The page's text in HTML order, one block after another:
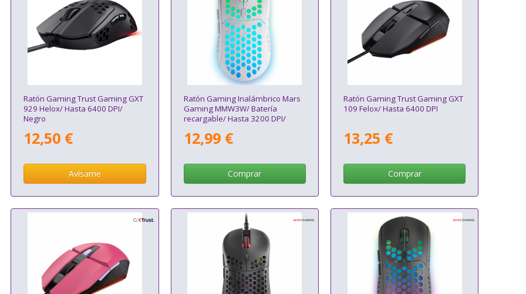
Ratón Gaming Trust Gaming GXT
929 Helox/ Hasta 6400 DPI/
Negro
12,50 €
Avísame
Ratón Gaming Inalámbrico Mars
Gaming MMW3W/ Batería
recargable/ Hasta 3200 DPI/
12,99 €
Comprar
Ratón Gaming Trust Gaming GXT
109 Felox/ Hasta 6400 DPI
13,25 €
Comprar